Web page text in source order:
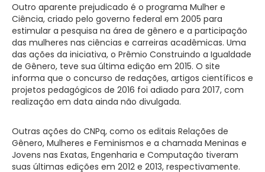
Outro aparente prejudicado é o programa Mulher e
Ciência, criado pelo governo federal em 2005 para
estimular a pesquisa na área de gênero e a participação
das mulheres nas ciências e carreiras acadêmicas. Uma
das ações da iniciativa, o Prêmio Construindo a Igualdade
de Gênero, teve sua última edição em 2015. O site
informa que o concurso de redações, artigos científicos e
projetos pedagógicos de 2016 foi adiado para 2017, com
realização em data ainda não divulgada.
Outras ações do CNPq, como os editais Relações de
Gênero, Mulheres e Feminismos e a chamada Meninas e
Jovens nas Exatas, Engenharia e Computação tiveram
suas últimas edições em 2012 e 2013, respectivamente.